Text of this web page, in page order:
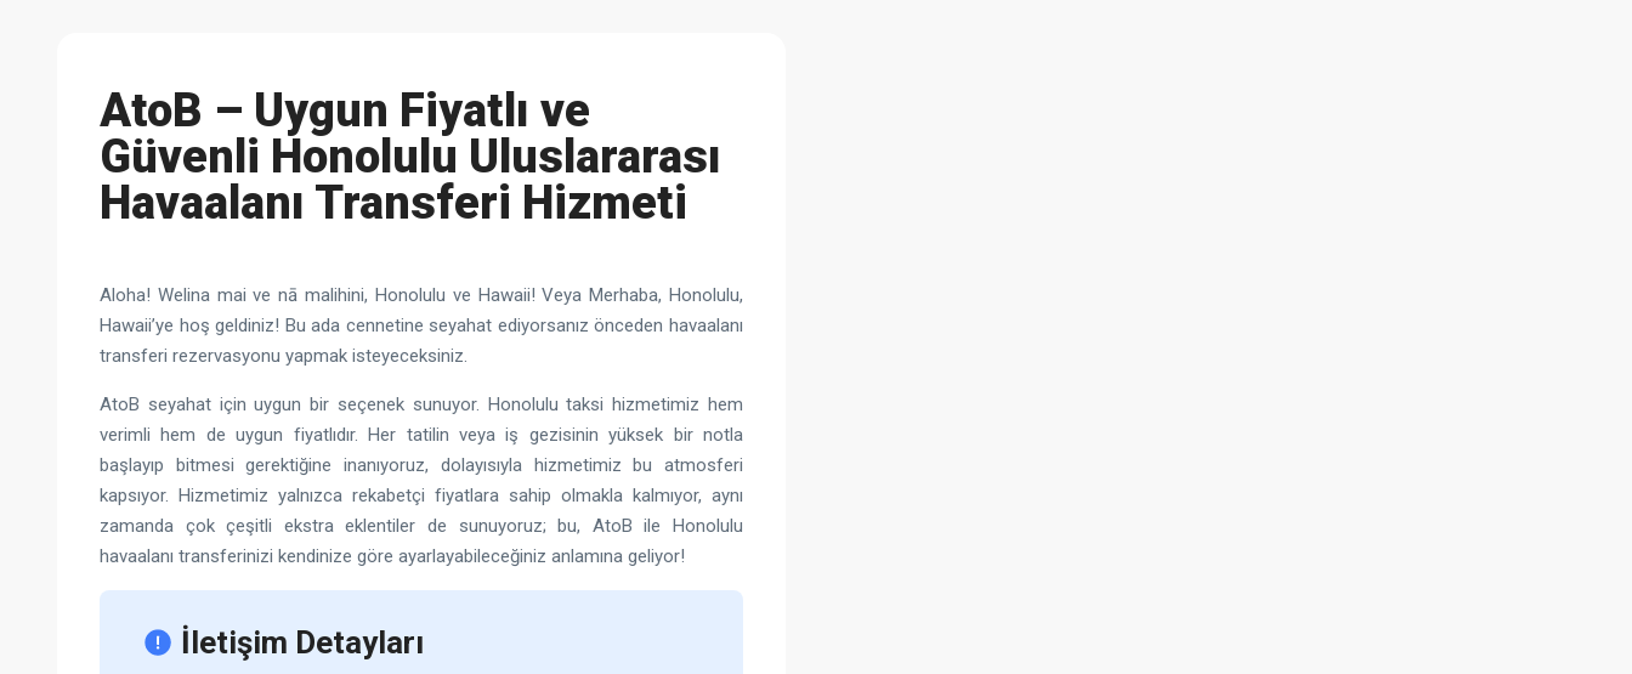
AtoB – Uygun Fiyatlı ve
Güvenli Honolulu Uluslararası
Havaalanı Transferi Hizmeti
Aloha! Welina mai ve nā malihini, Honolulu ve Hawaii! Veya Merhaba, Honolulu,
Hawaii’ye hoş geldiniz! Bu ada cennetine seyahat ediyorsanız önceden havaalanı
transferi rezervasyonu yapmak isteyeceksiniz.
AtoB seyahat için uygun bir seçenek sunuyor. Honolulu taksi hizmetimiz hem
verimli hem de uygun fiyatlıdır. Her tatilin veya iş gezisinin yüksek bir notla
başlayıp bitmesi gerektiğine inanıyoruz, dolayısıyla hizmetimiz bu atmosferi
kapsıyor. Hizmetimiz yalnızca rekabetçi fiyatlara sahip olmakla kalmıyor, aynı
zamanda çok çeşitli ekstra eklentiler de sunuyoruz; bu, AtoB ile Honolulu
havaalanı transferinizi kendinize göre ayarlayabileceğiniz anlamına geliyor!
İletişim Detayları